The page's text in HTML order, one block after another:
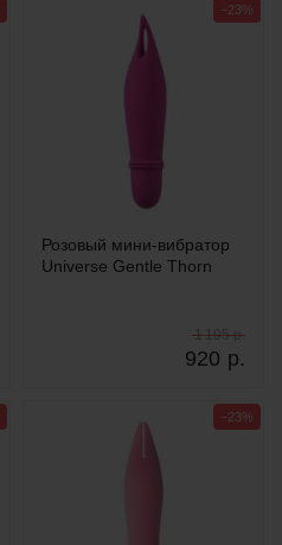
Розовый мини-вибратор
Universe Gentle Thorn
920 р.
1 195 р.
−23%
−23%